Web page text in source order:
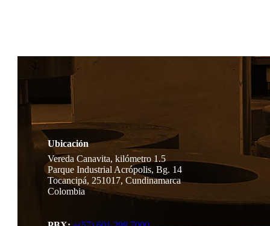
Ubicación
Vereda Canavita, kilómetro 1.5
Parque Industrial Acrópolis, Bg. 14
Tocancipá, 251017, Cundinamarca
Colombia